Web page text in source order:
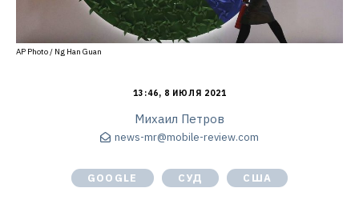
AP Photo / Ng Han Guan
13:46, 8 ИЮЛЯ 2021
Михаил Петров
news-mr@mobile-review.com
GOOGLE СУД США